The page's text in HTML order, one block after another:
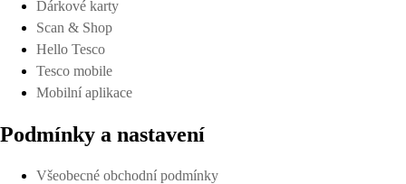
Dárkové karty
Scan & Shop
Hello Tesco
Tesco mobile
Mobilní aplikace
Podmínky a nastavení
Všeobecné obchodní podmínky